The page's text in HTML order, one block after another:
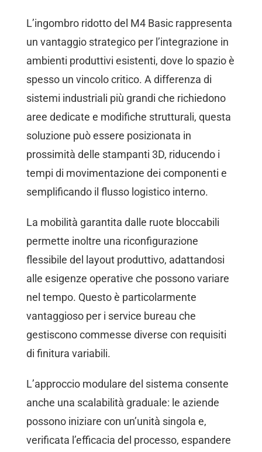
L’ingombro ridotto del M4 Basic rappresenta
un vantaggio strategico per l’integrazione in
ambienti produttivi esistenti, dove lo spazio è
spesso un vincolo critico. A differenza di
sistemi industriali più grandi che richiedono
aree dedicate e modifiche strutturali, questa
soluzione può essere posizionata in
prossimità delle stampanti 3D, riducendo i
tempi di movimentazione dei componenti e
semplificando il flusso logistico interno.
La mobilità garantita dalle ruote bloccabili
permette inoltre una riconfigurazione
flessibile del layout produttivo, adattandosi
alle esigenze operative che possono variare
nel tempo. Questo è particolarmente
vantaggioso per i service bureau che
gestiscono commesse diverse con requisiti
di finitura variabili.
L’approccio modulare del sistema consente
anche una scalabilità graduale: le aziende
possono iniziare con un’unità singola e,
verificata l’efficacia del processo, espandere